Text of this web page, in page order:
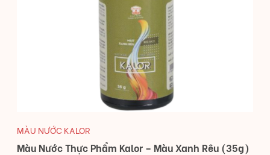
MÀU NƯỚC KALOR
Màu Nước Thực Phẩm Kalor – Màu Xanh Rêu (35g)